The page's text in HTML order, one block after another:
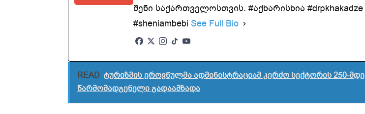
შენი საქართველოსთვის. #აქხარისხია #drpkhakadze
#sheniambebi See Full Bio
READ ტურიზმის ეროვნულმა ადმინისტრაციამ კერძო სექტორის 250-მდე
წარმომადგენელი გადაამზადა